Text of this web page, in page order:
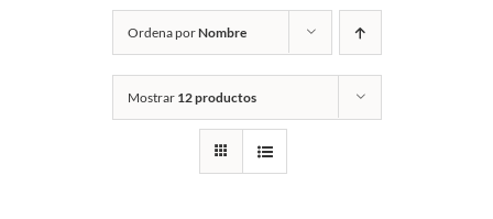
Ordena porNombre
Mostrar 12 productos